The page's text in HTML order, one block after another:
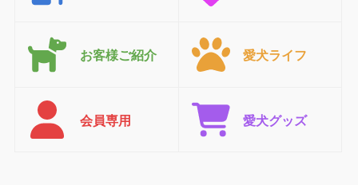
お客様ご紹介 愛犬ライフ
会員専用 愛犬グッズ